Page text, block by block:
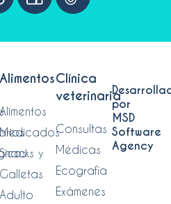
Alimentos
Alimentos
Medicados
Snacks y
Galletas
Adulto
Clínica
veterinaria
Consultas
Médicas
Ecografía
Exámenes
por
MSD
Software
Agency